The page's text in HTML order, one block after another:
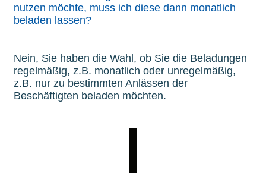
nutzen möchte, muss ich diese dann monatlich
beladen lassen?
Nein, Sie haben die Wahl, ob Sie die Beladungen
regelmäßig, z.B. monatlich oder unregelmäßig,
z.B. nur zu bestimmten Anlässen der
Beschäftigten beladen möchten.